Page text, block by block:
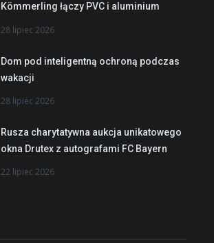
Kömmerling łączy PVC i aluminium
28 lipiec 2026
Dom pod inteligentną ochroną podczas
wakacji
28 lipiec 2026
Rusza charytatywna aukcja unikatowego
okna Drutex z autografami FC Bayern
22 lipiec 2026